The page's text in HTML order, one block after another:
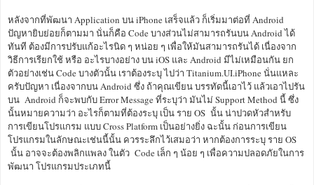
หลังจากที่พัฒนา Application บน iPhone เสร็จแล้ว ก็เริ่มมาต่อที่ Android
ปัญหายิบย่อยก็ตามมา นั่นก็คือ Code บางส่วนไม่สามารถรันบน Android ได้
ทันที ต้องมีการปรับแก้อะไรนิด ๆ หน่อย ๆ เพื่อให้มันสามารถรันได้ เนื่องจาก
วิธีการเรียกใช้ หรือ อะไรบางอย่าง บน iOS และ Android มีไม่เหมือนกัน ยก
ตัวอย่างเช่น Code บางตัวนั้น เราต้องระบุ ไปว่า Titanium.UI.iPhone นั่นแหละ
ครับปัญหา เนื่องจากบน Android ซึ่ง ถ้าคุณเขียน บรรทัดนี้เอาไว้ แล้วเอาไปรัน
บน Android ก็จะพบกับ Error Message ที่ระบุว่า มันไม่ Support Method นี้ ซึ่ง
นั้นหมายความว่า อะไรก็ตามที่ต้องระบุ เป็น ราย OS นั้น น่าปวดหัวสำหรับ
การเขียนโปรแกรม แบบ Cross Platform เป็นอย่างยิ่ง ฉะนั้น ก่อนการเขียน
โปรแกรมในลักษณะเช่นนี้นั้น ควรระลึกไว้เสมอว่า หากต้องการระบุ ราย OS
นั้น อาจจะต้องพลิกแพลง ในตัว Code เล็ก ๆ น้อย ๆ เพื่อความปลอดภัยในการ
พัฒนา โปรแกรมประเภทนี้